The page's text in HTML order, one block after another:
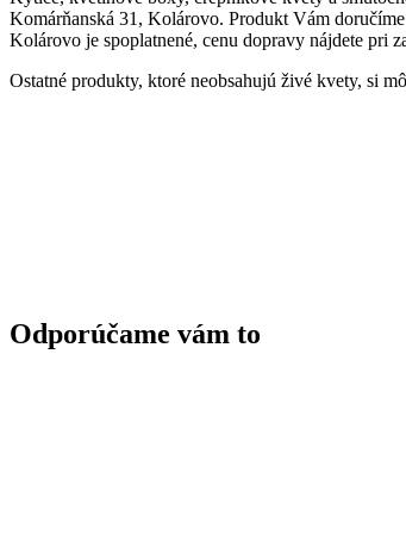
Komárňanská 31, Kolárovo. Produkt Vám
Kolárovo je spoplatnené, cenu dopravy nájdete pri
Ostatné produkty, ktoré neobsahujú živé kvety, si
Odporúčame vám to